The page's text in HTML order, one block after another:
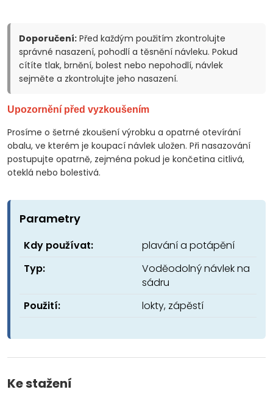
Doporučení: Před každým použitím zkontrolujte
správné nasazení, pohodlí a těsnění návleku. Pokud
cítíte tlak, brnění, bolest nebo nepohodlí, návlek
sejměte a zkontrolujte jeho nasazení.
Upozornění před vyzkoušením
Prosíme o šetrné zkoušení výrobku a opatrné otevírání
obalu, ve kterém je koupací návlek uložen. Při nasazování
postupujte opatrně, zejména pokud je končetina citlivá,
oteklá nebo bolestivá.
Parametry
Kdy používat:
plavání a potápění
Typ:
Voděodolný návlek na
sádru
Použití:
lokty, zápěstí
Ke stažení